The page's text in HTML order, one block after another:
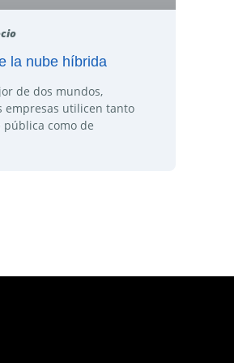
la nube híbrida
de dos mundos,
empresas utilicen tanto
como de